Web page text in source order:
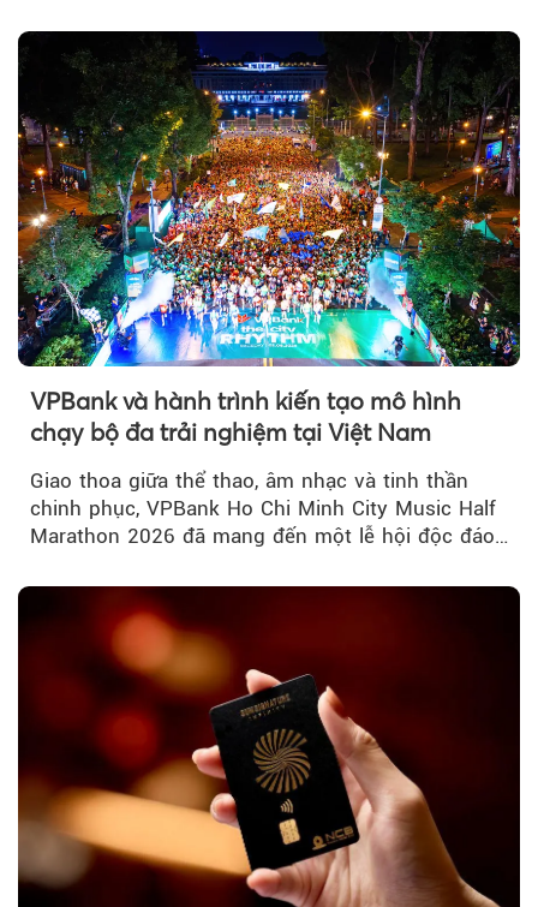
vàng thế giới bứt phá lên mức cao nhất trong
một tháng.
VPBank và hành trình kiến tạo mô hình
chạy bộ đa trải nghiệm tại Việt Nam
Giao thoa giữa thể thao, âm nhạc và tinh thần
chinh phục, VPBank Ho Chi Minh City Music Half
Marathon 2026 đã mang đến một lễ hội độc đáo